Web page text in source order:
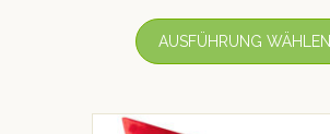
AUSFÜHRUNG WÄHLEN